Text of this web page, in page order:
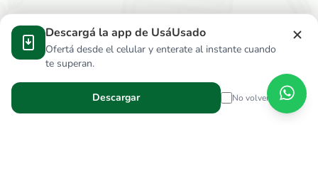
Descargá la app de UsáUsado
Ofertá desde el celular y enterate al instante cuando
te superan.
Descargar No volver a mostrar